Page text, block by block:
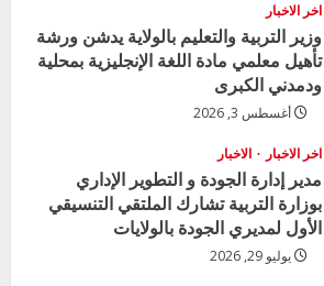
اخر الاخبار
وزير التربية والتعليم بالولاية يدشن ورشة
تأهيل معلمي مادة اللغة الإنجليزية بمحلية
ودمدني الكبرى
أغسطس 3, 2026
اخر الاخبار الاخبار
مدير إدارة الجودة و التطوير الإداري
بوزارة التربية تشارك الملتقي التنسيقي
الأول لمديري الجودة بالولايات
يوليو 29, 2026